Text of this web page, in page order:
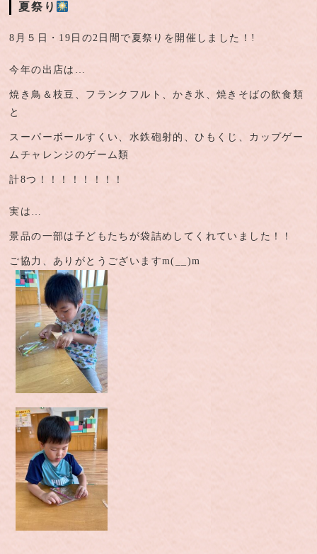
夏祭り
8月５日・19日の2日間で夏祭りを開催しました！!
今年の出店は…
焼き鳥＆枝豆、フランクフルト、かき氷、焼きそばの飲食類
と
スーパーボールすくい、水鉄砲射的、ひもくじ、カップゲー
ムチャレンジのゲーム類
計8つ！！！！！！！！
実は…
景品の一部は子どもたちが袋詰めしてくれていました！！
ご協力、ありがとうございますm(__)m